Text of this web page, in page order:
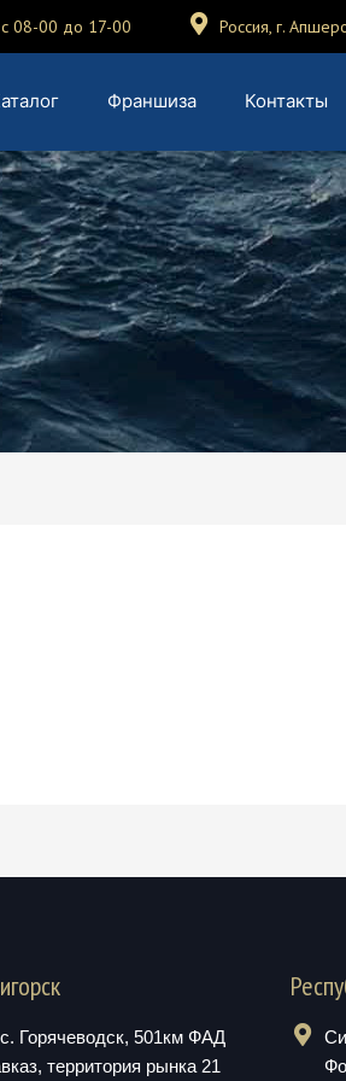
08-00 до 17-00 Россия, г.
Франшиза Контакты
Горячеводск, 501км ФАД
территория рынка 21